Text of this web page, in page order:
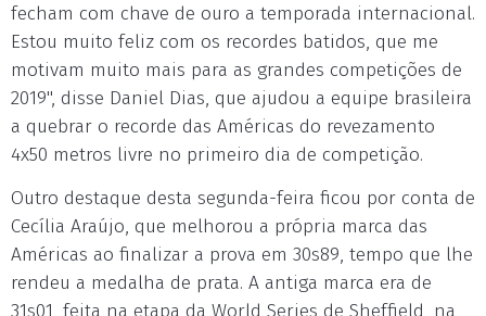
fecham com chave de ouro a temporada internacional.
Estou muito feliz com os recordes batidos, que me
motivam muito mais para as grandes competições de
2019", disse Daniel Dias, que ajudou a equipe brasileira
a quebrar o recorde das Américas do revezamento
4x50 metros livre no primeiro dia de competição.
Outro destaque desta segunda-feira ficou por conta de
Cecília Araújo, que melhorou a própria marca das
Américas ao finalizar a prova em 30s89, tempo que lhe
rendeu a medalha de prata. A antiga marca era de
31s01, feita na etapa da World Series de Sheffield, na